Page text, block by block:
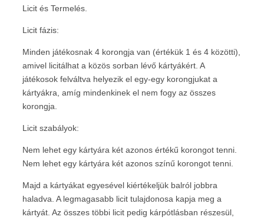
Licit és Termelés.
Licit fázis:
Minden játékosnak 4 korongja van (értékük 1 és 4 közötti),
amivel licitálhat a közös sorban lévő kártyákért. A
játékosok felváltva helyezik el egy-egy korongjukat a
kártyákra, amíg mindenkinek el nem fogy az összes
korongja.
Licit szabályok:
Nem lehet egy kártyára két azonos értékű korongot tenni.
Nem lehet egy kártyára két azonos színű korongot tenni.
Majd a kártyákat egyesével kiértékeljük balról jobbra
haladva. A legmagasabb licit tulajdonosa kapja meg a
kártyát. Az összes többi licit pedig kárpótlásban részesül,